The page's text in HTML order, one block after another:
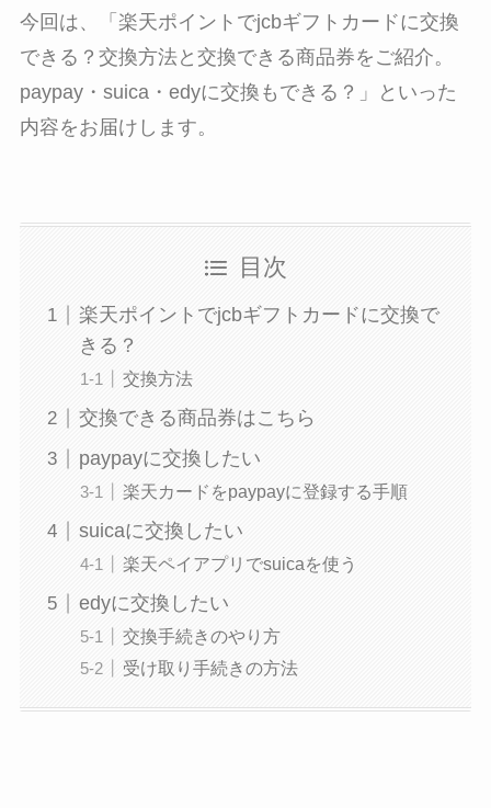
今回は、「楽天ポイントでjcbギフトカードに交換
できる？交換方法と交換できる商品券をご紹介。
paypay・suica・edyに交換もできる？」といった
内容をお届けします。
目次
楽天ポイントでjcbギフトカードに交換で
きる？
交換方法
交換できる商品券はこちら
paypayに交換したい
楽天カードをpaypayに登録する手順
suicaに交換したい
楽天ペイアプリでsuicaを使う
edyに交換したい
交換手続きのやり方
受け取り手続きの方法